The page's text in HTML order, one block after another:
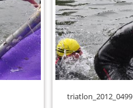
triatlon_2012_0499